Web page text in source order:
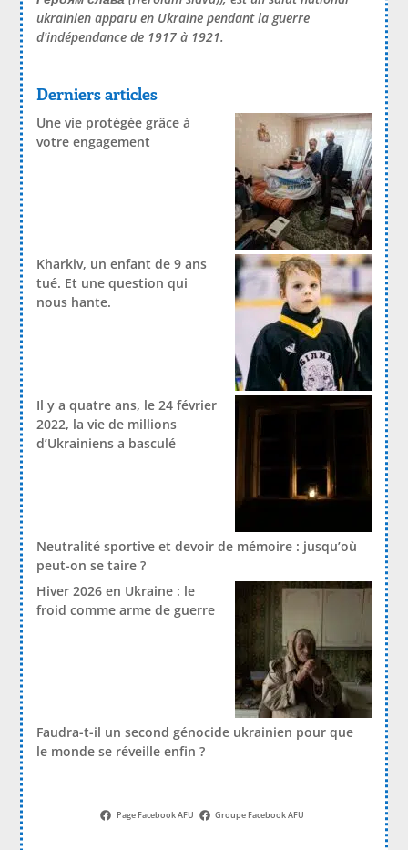
ukrainien apparu en Ukraine pendant la guerre
d'indépendance de 1917 à 1921.
Derniers articles
Une vie protégée grâce à
votre engagement
Kharkiv, un enfant de 9 ans
tué. Et une question qui
nous hante.
Il y a quatre ans, le 24 février
2022, la vie de millions
d’Ukrainiens a basculé
Neutralité sportive et devoir de mémoire : jusqu’où
peut-on se taire ?
Hiver 2026 en Ukraine : le
froid comme arme de guerre
Faudra-t-il un second génocide ukrainien pour que
le monde se réveille enfin ?
Page Facebook AFU Groupe Facebook AFU